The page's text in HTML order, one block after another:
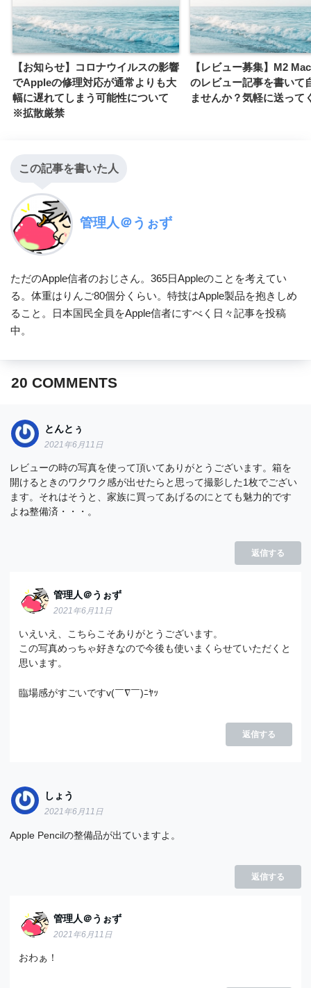
【お知らせ】コロナウイルスの影響
でAppleの修理対応が通常よりも大
幅に遅れてしまう可能性について
※拡散厳禁
【レビュー募集】M2
のレビュー記事を書いて
ませんか？気軽に送って
この記事を書いた人
管理人＠うぉず
ただのApple信者のおじさん。365日Appleのことを考えてい
る。体重はりんご80個分くらい。特技はApple製品を抱きしめ
ること。日本国民全員をApple信者にすべく日々記事を投稿
中。
20 COMMENTS
とんとぅ
2021年6月11日
レビューの時の写真を使って頂いてありがとうございます。箱を
開けるときのワクワク感が出せたらと思って撮影した1枚でござい
ます。それはそうと、家族に買ってあげるのにとても魅力的です
よね整備済・・・。
返信する
管理人＠うぉず
2021年6月11日
いえいえ、こちらこそありがとうございます。
この写真めっちゃ好きなので今後も使いまくらせていただくと
思います。
臨場感がすごいですv(￣∇￣)ﾆﾔｯ
返信する
しょう
2021年6月11日
Apple Pencilの整備品が出ていますよ。
返信する
管理人＠うぉず
2021年6月11日
おわぁ！